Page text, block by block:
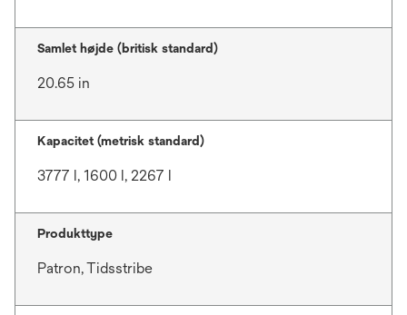
Samlet højde (britisk standard)
20.65 in
Kapacitet (metrisk standard)
3777 l, 1600 l, 2267 l
Produkttype
Patron, Tidsstribe